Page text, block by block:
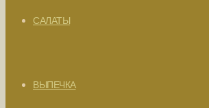
САЛАТЫ
ВЫПЕЧКА